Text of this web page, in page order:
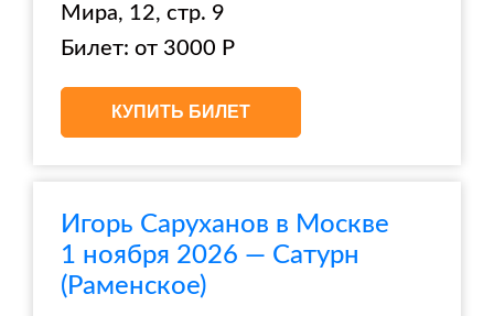
Мира, 12, стр. 9
Билет: от 3000 Р
КУПИТЬ БИЛЕТ
Игорь Саруханов в Москве
1 ноября 2026 — Сатурн
(Раменское)